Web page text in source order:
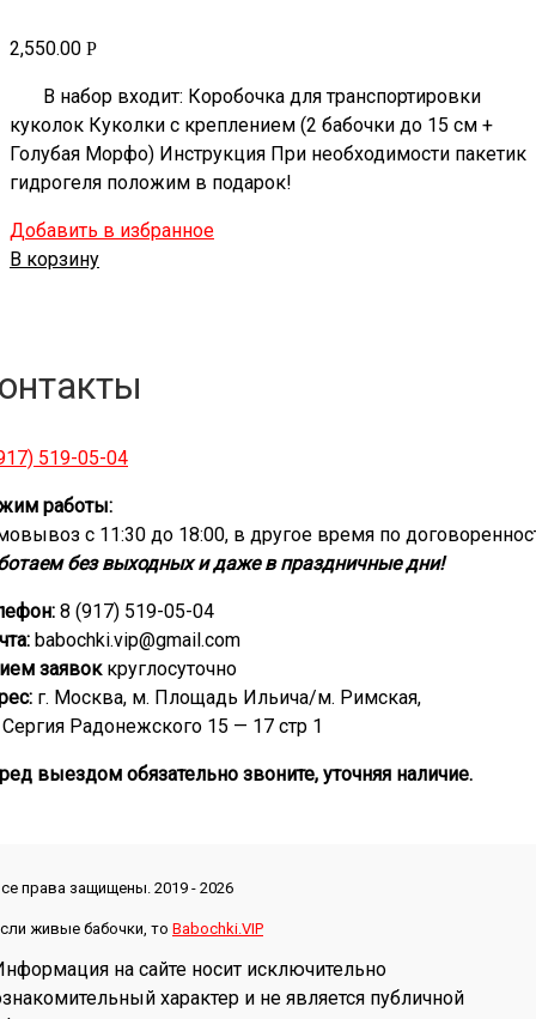
2,550.00 Р
В набор входит: Коробочка для транспортировки
куколок Куколки с креплением (2 бабочки до 15 см +
Голубая Морфо) Инструкция При необходимости пакетик
гидрогеля положим в подарок!
Добавить в избранное
В корзину
519-05-04
работы:
с 11:30 до 18:00, в другое время по
без выходных и даже в праздничные дни!
8 (917) 519-05-04
babochki.vip@gmail.com
заявоккруглосуточно
г. Москва, м. Площадь Ильича/м. Римская,
Сергия Радонежского 15 — 17 стр 1
выездом обязательно звоните, уточняя наличие.
права защищены. 2019 - 2026
живые бабочки, то Babochki.VIP
на сайте носит исключительно
характер и не является публичной